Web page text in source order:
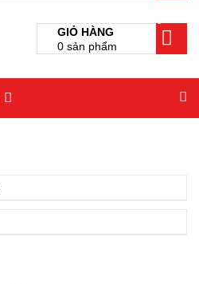
GIỎ HÀNG
0 sản phẩm